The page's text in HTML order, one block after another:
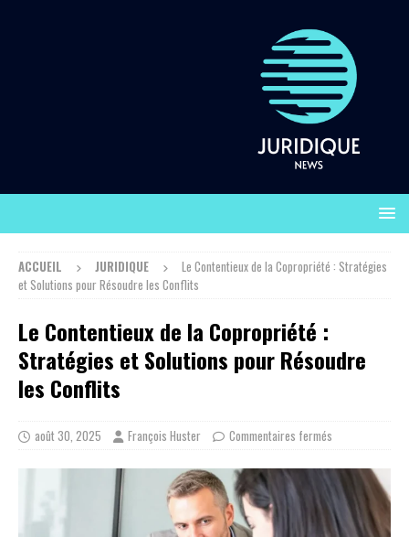
ACCUEIL JURIDIQUE
Le Contentieux de la Copropriété : Stratégies
et Solutions pour Résoudre les Conflits
Le Contentieux de la Copropriété :
Stratégies et Solutions pour Résoudre
les Conflits
août 30, 2025 François Huster Commentaires fermés